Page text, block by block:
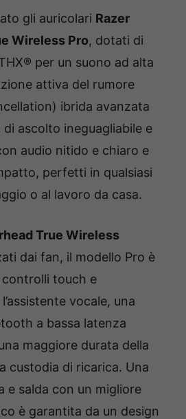
gli auricolari Razer
Wireless Pro, dotati di
per un suono ad alta
attiva del rumore
ibrida avanzata
di ascolto ineguagliabile e
audio nitido e chiaro e
perfetti in qualsiasi
o al lavoro da casa.
True Wireless
dai fan, il modello Pro è
touch e
vocale, una
a bassa latenza
maggiore durata della
custodia di ricarica. Una
e salda con un migliore
è garantita da un design